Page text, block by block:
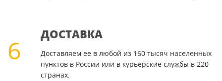
6
ДОСТАВКА
Доставляем ее в любой из 160 тысяч населенных
пунктов в России или в курьерские службы в 220
странах.